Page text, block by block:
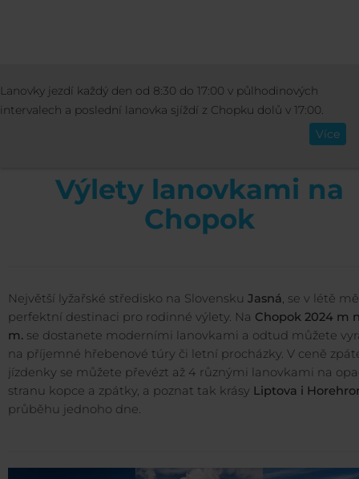
Čeština
AKTIVITY LÉTO
VÝLETY LANOVKAMI
Výlety lanovkami na
Chopok
Největší lyžařské středisko na Slovensku Jasná, se v létě
perfektní destinaci pro rodinné výlety. Na Chopok 2024 m
m. se dostanete moderními lanovkami a odtud můžete
na příjemné hřebenové túry či letní procházky. V ceně
jízdenky se můžete převézt až 4 různými lanovkami na
stranu kopce a zpátky, a poznat tak krásy Liptova i
průběhu jednoho dne.
Lanovky jezdí každý den od 8:30 do 17:00 v půlhodinových
intervalech a poslední lanovka sjíždí z Chopku dolů v 17:00.
Více